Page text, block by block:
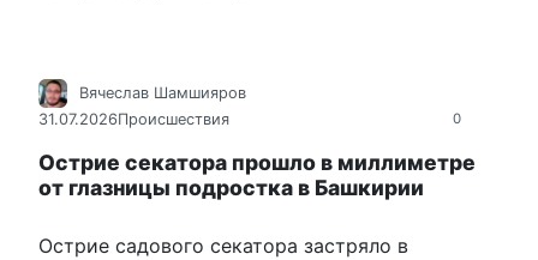
0
Вячеслав Шамшияров
31.07.2026Происшествия
Острие секатора прошло в миллиметре
от глазницы подростка в Башкирии
Острие садового секатора застряло в